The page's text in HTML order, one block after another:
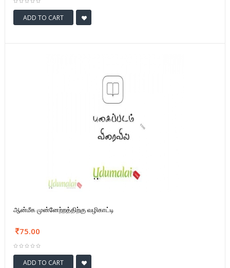
ADD TO CART
ஆன்மீக முன்னேற்றத்திற்கு வழிகாட்டி
75.00
ADD TO CART